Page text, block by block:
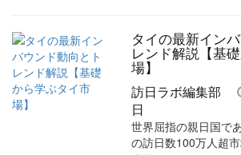
追
加
タイの最新イン
レンド解説【基
場】
訪日ラボ編集部
日
世界屈指の親日国で
の訪日数100万人超